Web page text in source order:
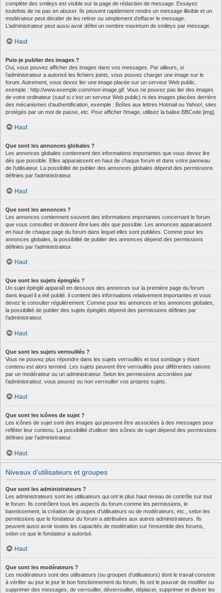
complète des smileys est visible sur la page de rédaction de message. Essayez
toutefois de ne pas en abuser. Ils peuvent rapidement rendre un message illisible et un
modérateur peut décider de les retirer ou simplement d’effacer le message.
L’administrateur peut aussi avoir défini un nombre maximum de smileys par message.
Haut
Puis-je publier des images ?
Oui, vous pouvez afficher des images dans vos messages. Par ailleurs, si
l’administrateur a autorisé les fichiers joints, vous pouvez charger une image sur le
forum. Autrement, vous devez lier une image placée sur un serveur Web public,
exemple : http://www.exemple.com/mon-image.gif. Vous ne pouvez pas lier des images
de votre ordinateur (sauf si c’est un serveur Web public) ni des images placées derrière
des mécanismes d’authentification, exemple : Boîtes aux lettres Hotmail ou Yahoo!, sites
protégés par un mot de passe, etc. Pour afficher l’image, utilisez la balise BBCode [img].
Haut
Que sont les annonces globales ?
Les annonces globales contiennent des informations importantes que vous devez lire
dès que possible. Elles apparaissent en haut de chaque forum et dans votre panneau
de l’utilisateur. La possibilité de publier des annonces globales dépend des permissions
définies par l’administrateur.
Haut
Que sont les annonces ?
Les annonces contiennent souvent des informations importantes concernant le forum
que vous consultez et doivent être lues dès que possible. Les annonces apparaissent
en haut de chaque page du forum dans lequel elles sont publiées. Comme pour les
annonces globales, la possibilité de publier des annonces dépend des permissions
définies par l’administrateur.
Haut
Que sont les sujets épinglés ?
Un sujet épinglé apparaît en dessous des annonces sur la première page du forum
dans lequel il a été publié. il contient des informations relativement importantes et vous
devez le consulter régulièrement. Comme pour les annonces et les annonces globales,
la possibilité de publier des sujets épinglés dépend des permissions définies par
l’administrateur.
Haut
Que sont les sujets verrouillés ?
Vous ne pouvez plus répondre dans les sujets verrouillés et tout sondage y étant
contenu est alors terminé. Les sujets peuvent être verrouillés pour différentes raisons
par un modérateur ou un administrateur. Selon les permissions accordées par
l’administrateur, vous pouvez ou non verrouiller vos propres sujets.
Haut
Que sont les icônes de sujet ?
Les icônes de sujet sont des images qui peuvent être associées à des messages pour
refléter leur contenu. La possibilité d’utiliser des icônes de sujet dépend des permissions
définies par l’administrateur.
Haut
Niveaux d’utilisateurs et groupes
Que sont les administrateurs ?
Les administrateurs sont les utilisateurs qui ont le plus haut niveau de contrôle sur tout
le forum. Ils contrôlent tous les aspects du forum comme les permissions, le
bannissement, la création de groupes d’utilisateurs ou de modérateurs, etc., selon les
permissions que le fondateur du forum a attribuées aux autres administrateurs. Ils
peuvent aussi avoir toutes les capacités de modération sur l’ensemble des forums,
selon ce que le fondateur a autorisé.
Haut
Que sont les modérateurs ?
Les modérateurs sont des utilisateurs (ou groupes d’utilisateurs) dont le travail consiste
à vérifier au jour le jour le bon fonctionnement du forum. Ils ont le pouvoir de modifier ou
supprimer des messages, de verrouiller, déverrouiller, déplacer, supprimer et diviser les